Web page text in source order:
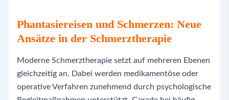
Phantasiereisen und Schmerzen: Neue
Ansätze in der Schmerztherapie
Moderne Schmerztherapie setzt auf mehreren Ebenen
gleichzeitig an. Dabei werden medikamentöse oder
operative Verfahren zunehmend durch psychologische